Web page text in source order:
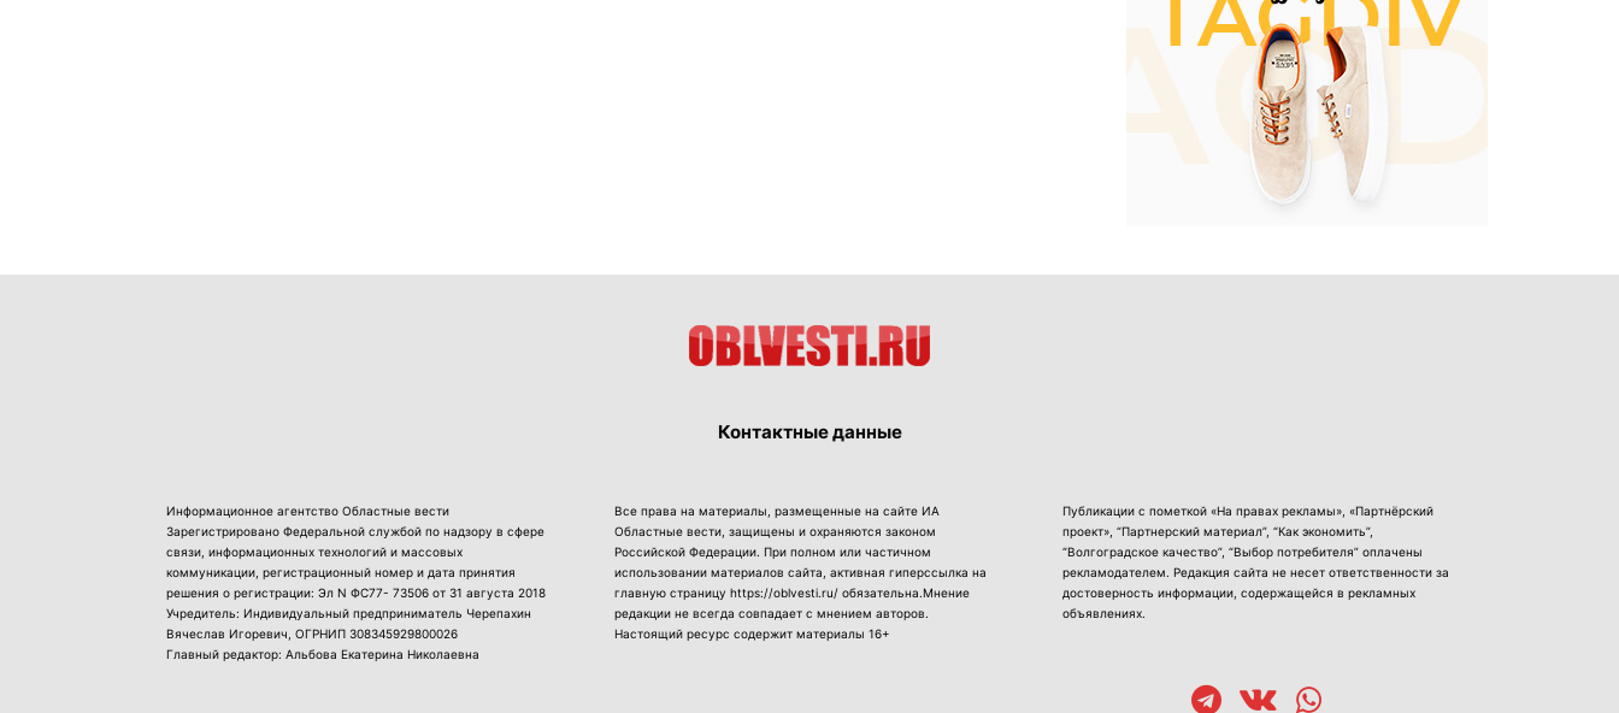
Контактные данные
Информационное агентство Областные вести
Зарегистрировано Федеральной службой по надзору в сфере
связи, информационных технологий и массовых
коммуникации, регистрационный номер и дата принятия
решения о регистрации: Эл N ФС77- 73506 от 31 августа 2018
Учредитель: Индивидуальный предприниматель Черепахин
Вячеслав Игоревич, ОГРНИП 308345929800026
Главный редактор: Альбова Екатерина Николаевна
Все права на материалы, размещенные на сайте ИА
Областные вести, защищены и охраняются законом
Российской Федерации. При полном или частичном
использовании материалов сайта, активная гиперссылка на
главную страницу https://oblvesti.ru/ обязательна.Мнение
редакции не всегда совпадает с мнением авторов.
Настоящий ресурс содержит материалы 16+
Публикации с пометкой «На правах рекламы», «Партнёрский
проект», “Партнерский материал”, “Как экономить”,
“Волгоградское качество”, “Выбор потребителя” оплачены
рекламодателем. Редакция сайта не несет ответственности за
достоверность информации, содержащейся в рекламных
объявлениях.